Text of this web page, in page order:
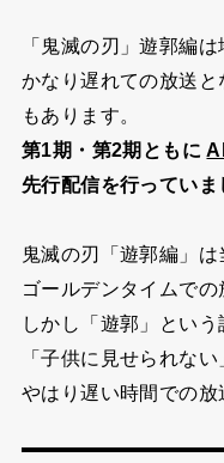
「鬼滅の刃」遊郭編
かなり遅れての放送
もあります。
第1期・第2期ともに
先行配信を行っていま
鬼滅の刃「遊郭編」は
ゴールデンタイムでの
しかし「遊郭」とい
「子供に見せられな
やはり遅い時間での放